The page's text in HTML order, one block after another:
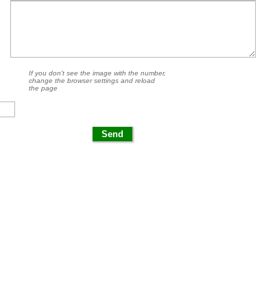
If you don't see the image with the number,
change the browser settings and reload
the page